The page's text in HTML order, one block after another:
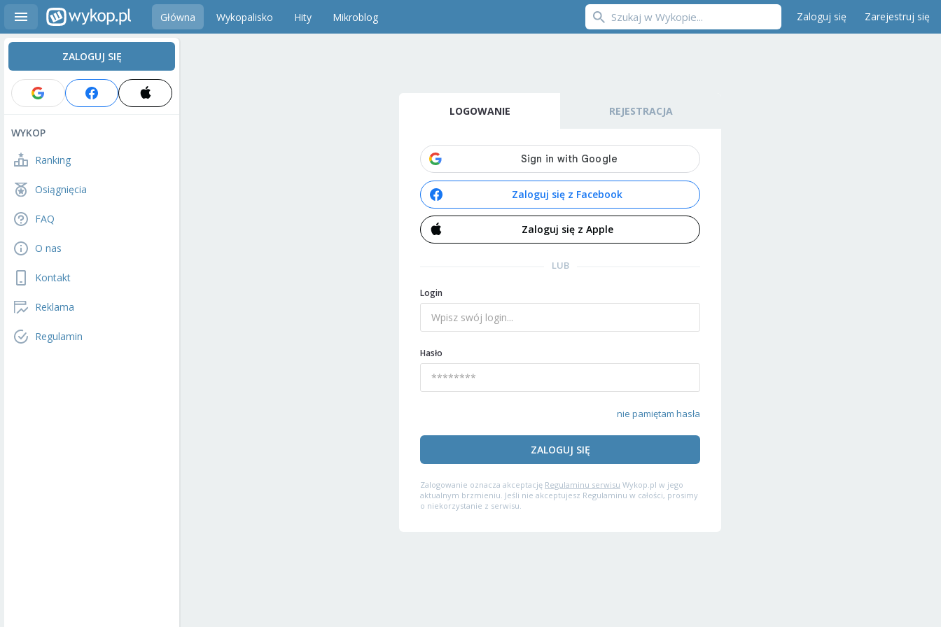
Główna Wykopalisko Hity Mikroblog Zaloguj się Zarejestruj się
ZALOGUJ SIĘ
WYKOP
Ranking
Osiągnięcia
FAQ
O nas
Kontakt
Reklama
Regulamin
LOGOWANIE REJESTRACJA
Zaloguj się z Facebook
Zaloguj się z Apple
LUB
Login
Hasło
nie pamiętam hasła
ZALOGUJ SIĘ
Zalogowanie oznacza akceptację Regulaminu serwisu Wykop.pl w jego
aktualnym brzmieniu. Jeśli nie akceptujesz Regulaminu w całości, prosimy
o niekorzystanie z serwisu.